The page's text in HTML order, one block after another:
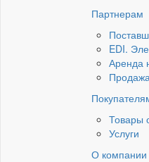
Партнерам
EDI.
Аренда
Товары
Услуги
О компании